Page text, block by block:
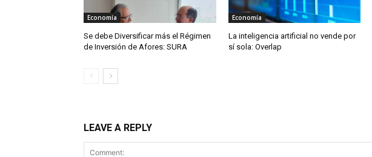
Economía
Se debe Diversificar más el Régimen
de Inversión de Afores: SURA
Economía
La inteligencia artificial no vende por
sí sola: Overlap
LEAVE A REPLY